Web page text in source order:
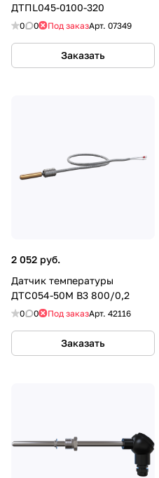
ДТПL045-0100-320
0 0 Под заказАрт. 07349
Заказать
2 052 руб.
Датчик температуры
ДТС054-50М В3 800/0,2
0 0 Под заказАрт. 42116
Заказать